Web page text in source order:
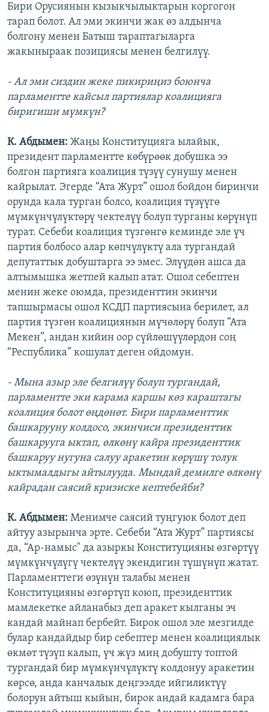
Бири Орусиянын кызыкчылыктарын коргогон
тарап болот. Ал эми экинчи жак өз алдынча
болгону менен Батыш тараптагыларга
жакыныраак позициясы менен белгилүү.
- Ал эми сиздин жеке пикириңиз боюнча
парламентте кайсыл партиялар коалицияга
биригиши мүмкүн?
К. Абдымен: Жаңы Конституцияга ылайык,
президент парламентте көбүрөөк добушка ээ
болгон партияга коалиция түзүү сунушу менен
кайрылат. Эгерде “Ата Журт” ошол бойдон биринчи
орунда кала турган болсо, коалиция түзүүгө
мүмкүнчүлүктөрү чектелүү болуп турганы көрүнүп
турат. Себеби коалиция түзгөнгө кеминде эле үч
партия болбосо алар көпчүлүктү ала тургандай
депутаттык добуштарга ээ эмес. Элүүдөн ашса да
алтымышка жетпей калып атат. Ошол себептен
менин жеке оюмда, президенттин экинчи
тапшырмасы ошол КСДП партиясына берилет, ал
партия түзгөн коалициянын мүчөлөрү болуп “Ата
Мекен”, андан кийин оор сүйлөшүүлөрдон соң
“Республика” кошулат деген ойдомун.
- Мына азыр эле белгилүү болуп тургандай,
парламентте эки карама каршы көз караштагы
коалиция болот өңдөнөт. Бири парламенттик
башкарууну колдосо, экинчиси президенттик
башкарууга ыктап, өлкөнү кайра президенттик
башкаруу нугуна салуу аракетин көрүшү толук
ыктымалдыгы айтылууда. Мындай демилге өлкөнү
кайрадан саясий кризиске кептебейби?
К. Абдымен: Менимче саясий туңгуюк болот деп
айтуу азырынча эрте. Себеби “Ата Журт” партиясы
да, “Ар-намыс" да азыркы Конституцияны өзгөртүү
мүмкүнчүлүгү чектелүү экендигин түшүнүп жатат.
Парламенттеги өзүнүн талабы менен
Конституцияны өзгөртүп коюп, президенттик
мамлекетке айланабыз деп аракет кылганы эч
кандай майнап бербейт. Бирок ошол эле мезгилде
булар кандайдыр бир себептер менен коалициялык
өкмөт түзүп калып, үч жүз миң добушту топтой
тургандай бир мүмкүнчүлүктү колдонуу аракетин
көрсө, анда канчалык деңгээлде ийгиликтүү
болорун айтыш кыйын, бирок андай кадамга бара